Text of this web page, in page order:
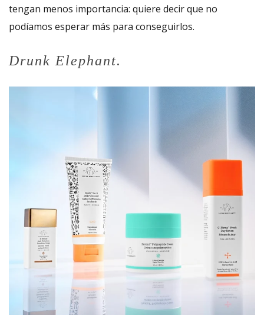
tengan menos importancia: quiere decir que no
podíamos esperar más para conseguirlos.
Drunk Elephant.